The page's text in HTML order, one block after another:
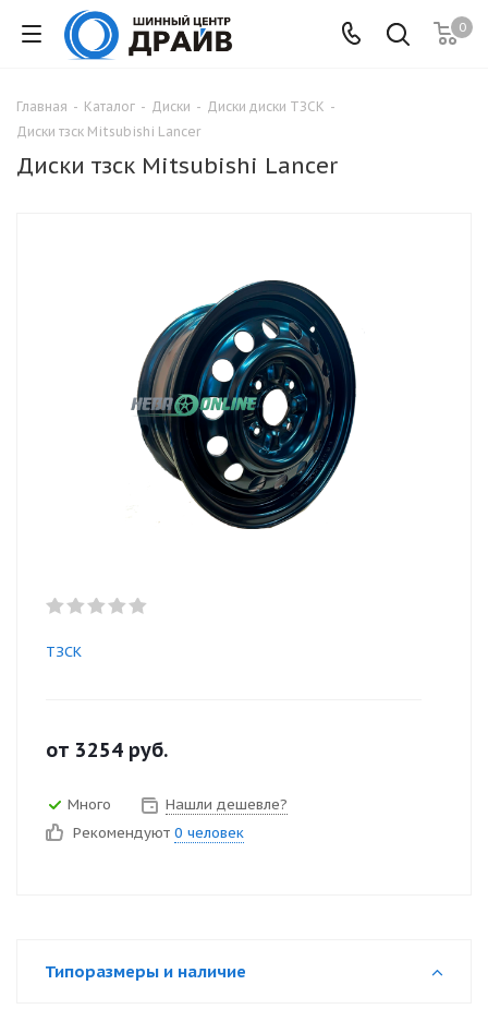
0
Главная - Каталог - Диски - Диски диски ТЗСК -
Диски тзск Mitsubishi Lancer
Диски тзск Mitsubishi Lancer
ТЗСК
от 3254 руб.
Много
Нашли дешевле?
Рекомендуют 0 человек
Типоразмеры и наличие